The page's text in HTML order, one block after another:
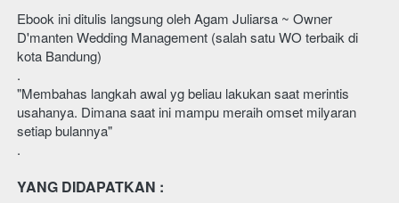
Ebook ini ditulis langsung oleh Agam Juliarsa ~ Owner
D'manten Wedding Management (salah satu WO terbaik di
kota Bandung)
.
"Membahas langkah awal yg beliau lakukan saat merintis
usahanya. Dimana saat ini mampu meraih omset milyaran
setiap bulannya"
.
YANG DIDAPATKAN :